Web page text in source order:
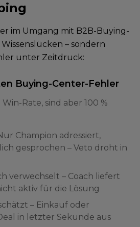
im Umgang mit B2B-Buying-
– sondern
unter Zeitdruck:
Buying-Center-Fehler
Rate, sind aber 100 %
Champion adressiert,
gesprochen – Veto droht in
verwechselt – Coach liefert
aktiv für die Lösung
– Einkauf oder
in letzter Sekunde aus